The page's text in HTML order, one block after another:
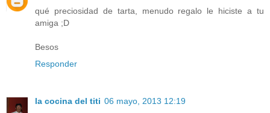
qué preciosidad de tarta, menudo regalo le hiciste a tu
amiga ;D
Besos
Responder
la cocina del titi 06 mayo, 2013 12:19